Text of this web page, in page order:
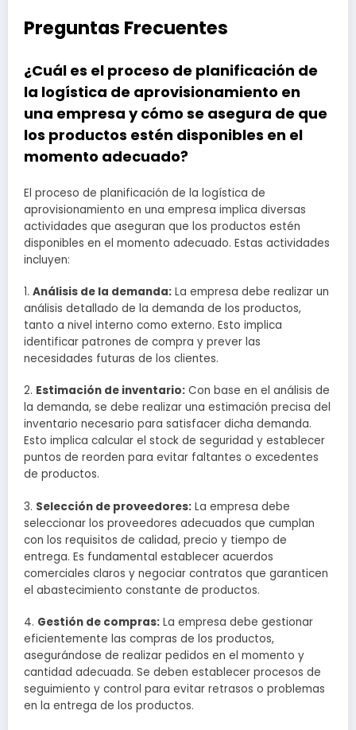
Preguntas Frecuentes
¿Cuál es el proceso de planificación de
la logística de aprovisionamiento en
una empresa y cómo se asegura de que
los productos estén disponibles en el
momento adecuado?
El proceso de planificación de la logística de
aprovisionamiento en una empresa implica diversas
actividades que aseguran que los productos estén
disponibles en el momento adecuado. Estas actividades
incluyen:
1. Análisis de la demanda: La empresa debe realizar un
análisis detallado de la demanda de los productos,
tanto a nivel interno como externo. Esto implica
identificar patrones de compra y prever las
necesidades futuras de los clientes.
2. Estimación de inventario: Con base en el análisis de
la demanda, se debe realizar una estimación precisa del
inventario necesario para satisfacer dicha demanda.
Esto implica calcular el stock de seguridad y establecer
puntos de reorden para evitar faltantes o excedentes
de productos.
3. Selección de proveedores: La empresa debe
seleccionar los proveedores adecuados que cumplan
con los requisitos de calidad, precio y tiempo de
entrega. Es fundamental establecer acuerdos
comerciales claros y negociar contratos que garanticen
el abastecimiento constante de productos.
4. Gestión de compras: La empresa debe gestionar
eficientemente las compras de los productos,
asegurándose de realizar pedidos en el momento y
cantidad adecuada. Se deben establecer procesos de
seguimiento y control para evitar retrasos o problemas
en la entrega de los productos.